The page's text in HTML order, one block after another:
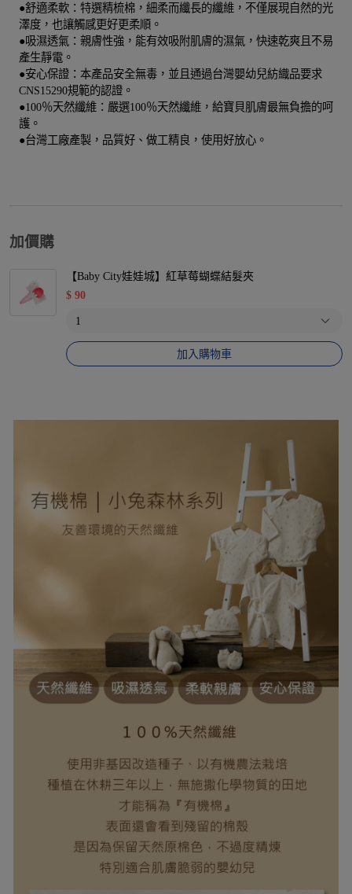
●舒適柔軟：特選精梳棉，細柔而纖長的纖維，不僅展現自然的光
澤度，也讓觸感更好更柔順。
●吸濕透氣：親膚性強，能有效吸附肌膚的濕氣，快速乾爽且不易
產生靜電。
●安心保證：本產品安全無毒，並且通過台灣嬰幼兒紡織品要求
CNS15290規範的認證。
●100％天然纖維：嚴選100％天然纖維，給寶貝肌膚最無負擔的呵
護。
●台灣工廠產製，品質好、做工精良，使用好放心。
加價購
【Baby City娃娃城】紅草莓蝴蝶結髮夾
$ 90
加入購物車